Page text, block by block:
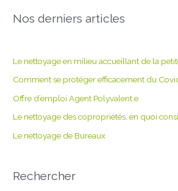
Nos derniers articles
Le nettoyage en milieu accueillant de la
Comment se protéger efficacement du
Offre d’emploi Agent Polyvalent.e
Le nettoyage des copropriétés, en quoi
Le nettoyage de Bureaux
Rechercher